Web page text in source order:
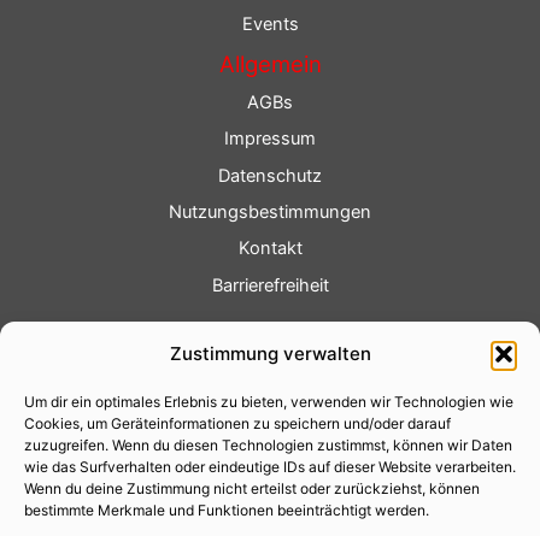
Zustimmung verwalten
Um dir ein optimales Erlebnis zu bieten, verwenden wir Technologien wie
Cookies, um Geräteinformationen zu speichern und/oder darauf
zuzugreifen. Wenn du diesen Technologien zustimmst, können wir Daten
wie das Surfverhalten oder eindeutige IDs auf dieser Website verarbeiten.
Wenn du deine Zustimmung nicht erteilst oder zurückziehst, können
bestimmte Merkmale und Funktionen beeinträchtigt werden.
Events
Allgemein
AGBs
Impressum
Datenschutz
Nutzungsbestimmungen
Kontakt
Barrierefreiheit
Fotoservice
Videoservice
Werbung
Contenterstellung
Lokalnachrichten